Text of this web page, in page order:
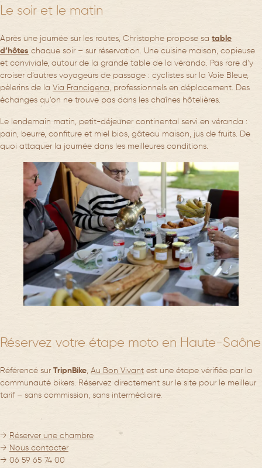
Le soir et le matin
Après une journée sur les routes, Christophe propose sa table
d’hôtes chaque soir – sur réservation. Une cuisine maison, copieuse
et conviviale, autour de la grande table de la véranda. Pas rare d’y
croiser d’autres voyageurs de passage : cyclistes sur la Voie Bleue,
pèlerins de la Via Francigena, professionnels en déplacement. Des
échanges qu’on ne trouve pas dans les chaînes hôtelières.
Le lendemain matin, petit-déjeuner continental servi en véranda :
pain, beurre, confiture et miel bios, gâteau maison, jus de fruits. De
quoi attaquer la journée dans les meilleures conditions.
Réservez votre étape moto en Haute-Saône
Référencé sur TripnBike Au Bon Vivant est une étape vérifiée par la
communauté bikers. Réservez directement sur le site pour le meilleur
tarif – sans commission, sans intermédiaire.
→ Réserver une chambre
→ Nous contacter
→ 06 59 65 74 00